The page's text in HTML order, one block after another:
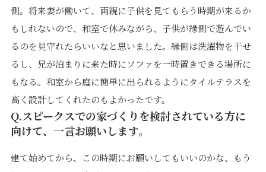
側。将来妻が働いて、両親に子供を見てもらう時期が来るか
もしれないので、和室で休みながら、子供が縁側で遊んでい
るのを見守れたらいいなと思いました。縁側は洗濯物を干せ
るし、兄が泊まりに来た時にソファを一時置きできる場所に
もなる。和室から庭に簡単に出られるようにタイルテラスを
高く設計してくれたのもよかったです。
Q.スピークスでの家づくりを検討されている方に
向けて、一言お願いします。
建て始めてから、この時期にお願いしてもいいのかな、もう